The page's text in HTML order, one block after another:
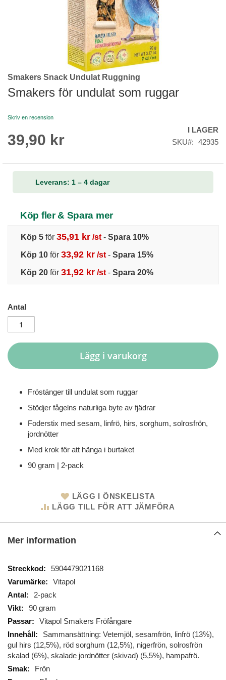
Skip
to
the
of
images
Smakers Snack Undulat Ruggning
Smakers för undulat som ruggar
Skriv en recension
39,90 kr
I LAGER
SKU
42935
Leverans: 1 – 4 dagar
Köp fler & Spara mer
Köp 5 för 35,91 kr /st - Spara 10%
Köp 10 för 33,92 kr /st - Spara 15%
Köp 20 för 31,92 kr /st - Spara 20%
Antal
Lägg i varukorg
Fröstänger till undulat som ruggar
Stödjer fågelns naturliga byte av fjädrar
Foderstix med sesam, linfrö, hirs, sorghum, solrosfrön,
jordnötter
Med krok för att hänga i burtaket
90 gram | 2-pack
LÄGG I ÖNSKELISTA
LÄGG TILL FÖR ATT JÄMFÖRA
Mer information
Mer
information
5904479021168
Vitapol
2-pack
90 gram
Vitapol Smakers Fröfångare
Sammansättning: Vetemjöl, sesamfrön, linfrö (13%),
gul hirs (12,5%), röd sorghum (12,5%), nigerfrön, solrosfrön
skalad (6%), skalade jordnötter (skivad) (5,5%), hampafrö.
Frön